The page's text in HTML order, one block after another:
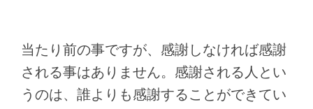
当たり前の事ですが、感謝しなければ感謝
される事はありません。感謝される人とい
うのは、誰よりも感謝することができてい